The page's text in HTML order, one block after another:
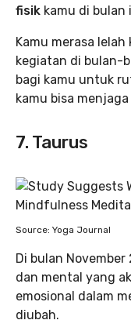
fisik kamu di bulan
Kamu merasa
kegiatan di bulan-
bagi kamu untuk
kamu bisa
7. Taurus
Source: Yoga Journal
Di bulan
dan mental yang
emosional dalam
diubah.